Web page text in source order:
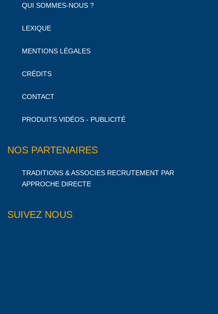
QUI SOMMES-NOUS ?
LEXIQUE
MENTIONS LÉGALES
CRÉDITS
CONTACT
PRODUITS VIDÉOS - PUBLICITÉ
NOS PARTENAIRES
TRADITIONS & ASSOCIES RECRUTEMENT PAR
APPROCHE DIRECTE
SUIVEZ NOUS